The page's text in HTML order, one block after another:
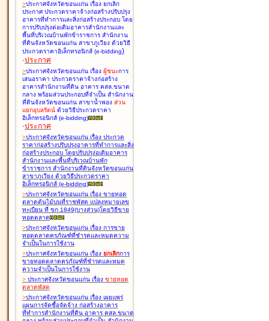
>ประกาศจังหวัดขอนแก่น เรื่อง ยกเลิก
ประกาศ ประกวดราคาจ้างก่อสร้างปรับปรุง
อาคารที่ทำการและสิ่งก่อสร้างประกอบ โดย
การปรับปรุงต่อเติมอาคารสำนักงานและ
พื้นที่บริเวณบ้านพักข้าราชการ สำนักงาน
ที่ดินจังหวัดขอนแก่น สาขาภูเวียง ด้วยวิธี
ประกวดราคาอิเล็กทรอนิกส์ (e-bidding)
-ประกาศ
>ประกาศจังหวัดขอนแก่น เรื่อง ผู้ชนะการ
เสนอราคา ประกวดราคาจ้างก่อสร้าง
อาคารสำนักงานที่ดิน อาคาร คสล.ขนาด
กลาง พร้อมส่วนประกอบที่จำเป็น สำนักงาน
ที่ดินจังหวัดขอนแก่น สาขาน้ำพอง ส่วน
แยกอุบลรัตน์ ด้วยวิธีประกวดราคา
อิเล็กทรอนิกส์ (e-bidding)
-ประกาศ
>ประกาศจังหวัดขอนแก่น เรื่อง ประกวด
ราคาก่อสร้างปรับปรุงอาคารที่ทำการและสิ่ง
ก่อสร้างประกอบ โดยปรับปรุง่อเติมอาคาร
สำนักงานและพื้นที่บริเวณบ้านพัก
ข้าราชการ สำนักงานที่ดินจังหวัดขอนแก่น
สาขาภูเวียง ด้วยวิธีประกวดราคา
อิเล็กทรอนิกส์ (e-bidding)
>ประกาศจังหวัดขอนแก่น เรื่อง ขายทอด
ตลาดต้นไม้บนที่ราชพัสดุ แปลงหมายเลข
ทะเบียน ที่ ขก.1849(บางส่วน)โดยวิธีขาย
ทอดตลาด
>ประกาศจังหวัดขอนแก่น เรื่อง การขาย
ทอดตลาดครุภัณฑ์ที่ชำรุดและหมดความ
จำเป็นในการใช้งาน
>ประกาศจังหวัดขอนแก่น เรื่อง ยกเลิกการ
ขายทอดตลาดครุภัณฑ์ที่ชำรุดและหมด
ความจำเป็นในการใช้งาน
> ประกาศจังหวัดขอนแก่น เรื่อง ขายทอด
ตลาดพัสดุ
>ประกาศจังหวัดขอนแก่น เรื่อง เผยแพร่
แผนการจัดซื้อจัดจ้าง ก่อสร้างอาคาร
ที่ทำการสำนักงานที่ดิน อาคาร คสล.ขนาด